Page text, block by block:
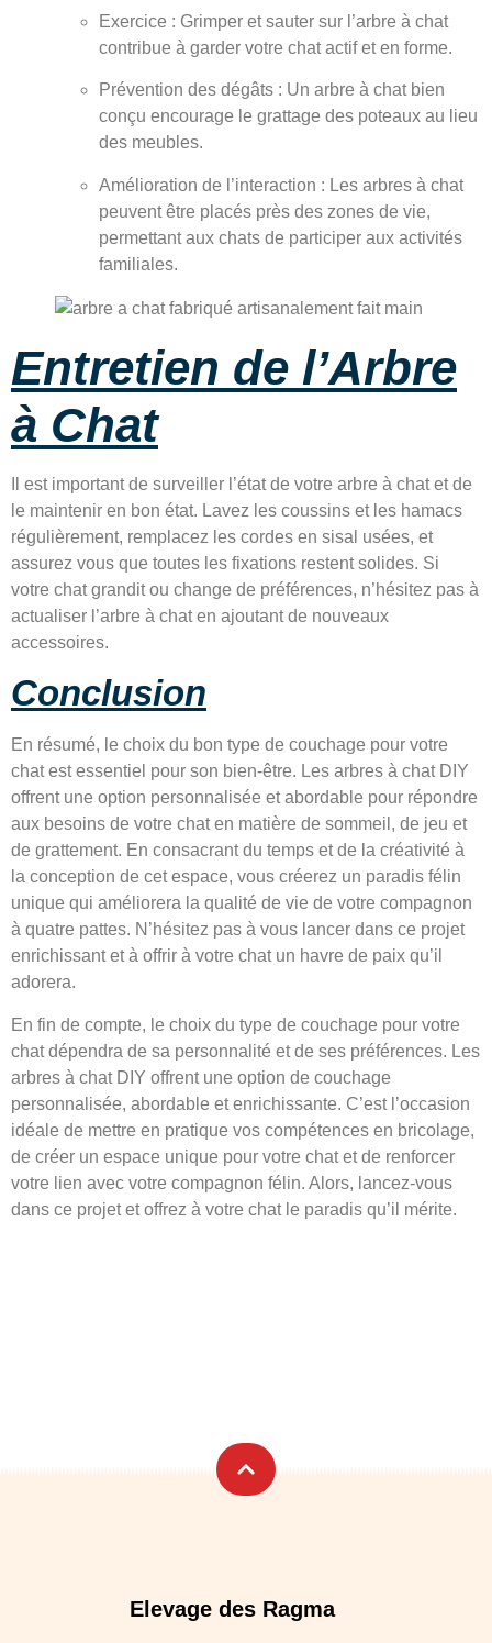
Exercice : Grimper et sauter sur l’arbre à chat
contribue à garder votre chat actif et en forme.
Prévention des dégâts : Un arbre à chat bien
conçu encourage le grattage des poteaux au lieu
des meubles.
Amélioration de l’interaction : Les arbres à chat
peuvent être placés près des zones de vie,
permettant aux chats de participer aux activités
familiales.
Entretien de l’Arbre
à Chat
Il est important de surveiller l’état de votre arbre à chat et de
le maintenir en bon état. Lavez les coussins et les hamacs
régulièrement, remplacez les cordes en sisal usées, et
assurez vous que toutes les fixations restent solides. Si
votre chat grandit ou change de préférences, n’hésitez pas à
actualiser l’arbre à chat en ajoutant de nouveaux
accessoires.
Conclusion
En résumé, le choix du bon type de couchage pour votre
chat est essentiel pour son bien-être. Les arbres à chat DIY
offrent une option personnalisée et abordable pour répondre
aux besoins de votre chat en matière de sommeil, de jeu et
de grattement. En consacrant du temps et de la créativité à
la conception de cet espace, vous créerez un paradis félin
unique qui améliorera la qualité de vie de votre compagnon
à quatre pattes. N’hésitez pas à vous lancer dans ce projet
enrichissant et à offrir à votre chat un havre de paix qu’il
adorera.
En fin de compte, le choix du type de couchage pour votre
chat dépendra de sa personnalité et de ses préférences. Les
arbres à chat DIY offrent une option de couchage
personnalisée, abordable et enrichissante. C’est l’occasion
idéale de mettre en pratique vos compétences en bricolage,
de créer un espace unique pour votre chat et de renforcer
votre lien avec votre compagnon félin. Alors, lancez-vous
dans ce projet et offrez à votre chat le paradis qu’il mérite.
Elevage des Ragma